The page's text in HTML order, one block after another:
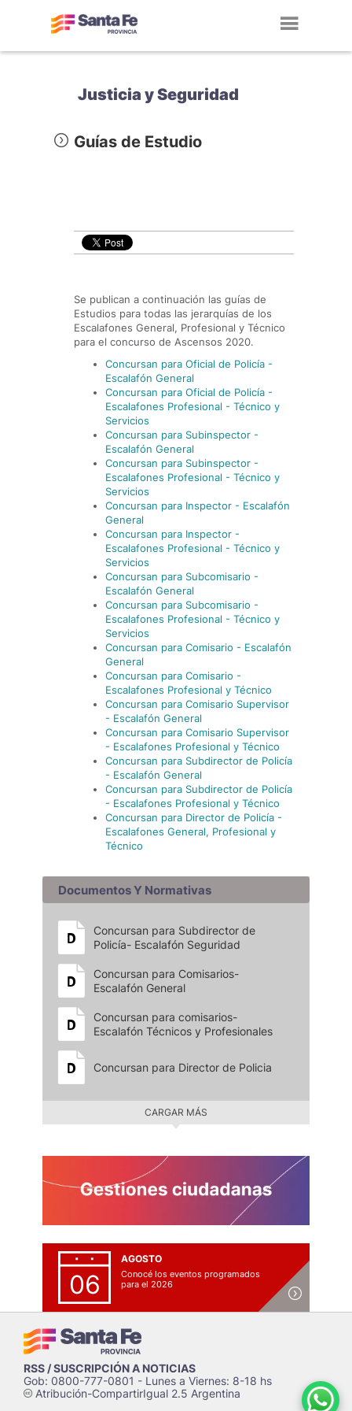
Justicia y Seguridad
Guías de Estudio
Se publican a continuación las guías de
Estudios para todas las jerarquías de los
Escalafones General, Profesional y Técnico
para el concurso de Ascensos 2020.
Concursan para Oficial de Policía -
Escalafón General
Concursan para Oficial de Policía -
Escalafones Profesional - Técnico y
Servicios
Concursan para Subinspector -
Escalafón General
Concursan para Subinspector -
Escalafones Profesional - Técnico y
Servicios
Concursan para Inspector - Escalafón
General
Concursan para Inspector -
Escalafones Profesional - Técnico y
Servicios
Concursan para Subcomisario -
Escalafón General
Concursan para Subcomisario -
Escalafones Profesional - Técnico y
Servicios
Concursan para Comisario - Escalafón
General
Concursan para Comisario -
Escalafones Profesional y Técnico
Concursan para Comisario Supervisor
- Escalafón General
Concursan para Comisario Supervisor
- Escalafones Profesional y Técnico
Concursan para Subdirector de Policía
- Escalafón General
Concursan para Subdirector de Policía
- Escalafones Profesional y Técnico
Concursan para Director de Policía -
Escalafones General, Profesional y
Técnico
Documentos Y Normativas
Concursan para Subdirector de
Policía- Escalafón Seguridad
Concursan para Comisarios-
Escalafón General
Concursan para comisarios-
Escalafón Técnicos y Profesionales
Concursan para Director de Policia
CARGAR MÁS
06
AGOSTO
Conocé los eventos programados
para el 2026
RSS / SUSCRIPCIÓN A NOTICIAS
Gob: 0800-777-0801 - Lunes a Viernes: 8-18 hs
cAtribución-CompartirIgual 2.5 Argentina